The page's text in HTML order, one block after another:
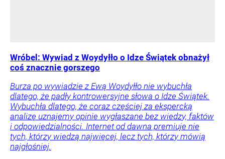
Wróbel: Wywiad z Woydyłło o Idze Świątek obnażył
coś znacznie gorszego
Burza po wywiadzie z Ewą Woydyłło nie wybuchła
dlatego, że padły kontrowersyjne słowa o Idze Świątek.
Wybuchła dlatego, że coraz częściej za ekspercką
analizę uznajemy opinie wygłaszane bez wiedzy, faktów
i odpowiedzialności. Internet od dawna premiuje nie
tych, którzy wiedzą najwięcej, lecz tych, którzy mówią
najgłośniej.